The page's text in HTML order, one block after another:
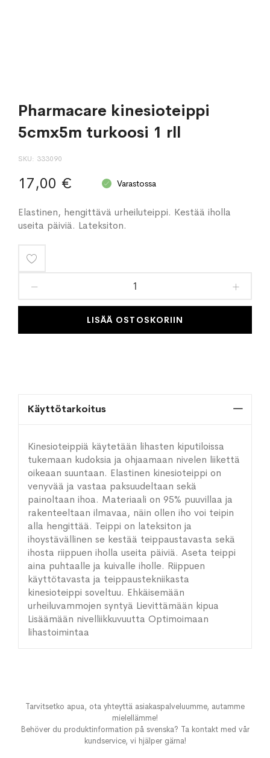
Pharmacare kinesioteippi
5cmx5m turkoosi 1 rll
SKU 333090
17,00 € Varastossa
Elastinen, hengittävä urheiluteippi. Kestää iholla
useita päiviä. Lateksiton.
toivelistaan
LISÄÄ OSTOSKORIIN
Käyttötarkoitus
Kinesioteippiä käytetään lihasten kiputiloissa
tukemaan kudoksia ja ohjaamaan nivelen liikettä
oikeaan suuntaan. Elastinen kinesioteippi on
venyvää ja vastaa paksuudeltaan sekä
painoltaan ihoa. Materiaali on 95% puuvillaa ja
rakenteeltaan ilmavaa, näin ollen iho voi teipin
alla hengittää. Teippi on lateksiton ja
ihoystävällinen se kestää teippaustavasta sekä
ihosta riippuen iholla useita päiviä. Aseta teippi
aina puhtaalle ja kuivalle iholle. Riippuen
käyttötavasta ja teippaustekniikasta
kinesioteippi soveltuu. Ehkäisemään
urheiluvammojen syntyä Lievittämään kipua
Lisäämään nivelliikkuvuutta Optimoimaan
lihastoimintaa
Tarvitsetko apua, ota yhteyttä asiakaspalveluumme, autamme
mielellämme!
Behöver du produktinformation på svenska? Ta kontakt med vår
kundservice, vi hjälper gärna!